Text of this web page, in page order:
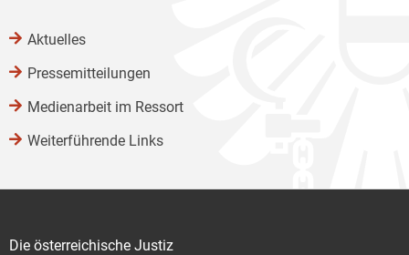
Aktuelles
Pressemitteilungen
Medienarbeit im Ressort
Weiterführende Links
Die österreichische Justiz